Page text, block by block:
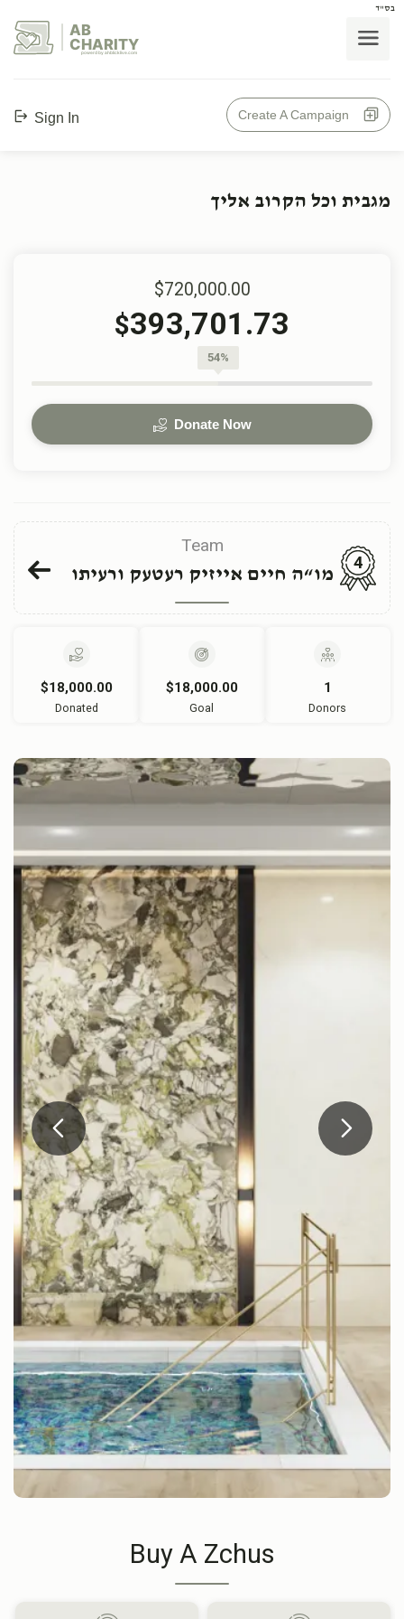
בס"ד
AB
CHARITY
powerd by ahblicklive.com
Sign In Create A Campaign
מגבית וכל הקרוב אליך
$720,000.00
$393,701.73
54%
Donate Now
Team
מו“ה חיים אייזיק רעטעק ורעיתו
4
$18,000.00
Donated
$18,000.00
Goal
1
Donors
Buy A Zchus